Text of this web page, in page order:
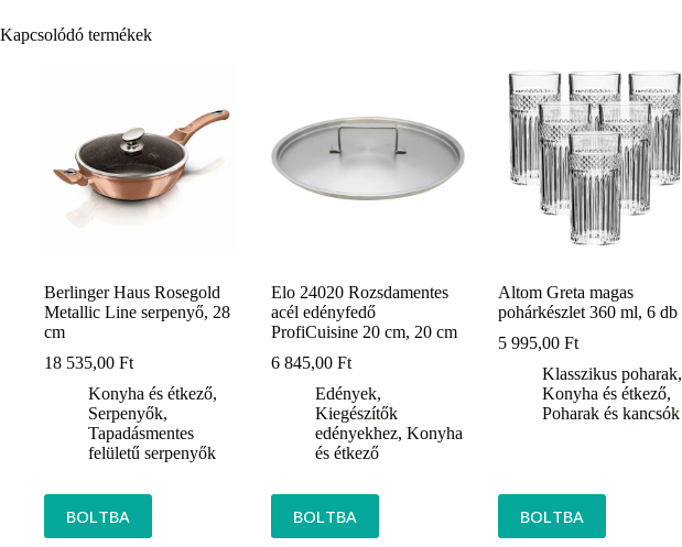
Kapcsolódó termékek
Berlinger Haus Rosegold
Metallic Line serpenyő, 28
cm
18 535,00 Ft
Konyha és étkező,
Serpenyők,
Tapadásmentes
felületű serpenyők
BOLTBA
Elo 24020 Rozsdamentes
acél edényfedő
ProfiCuisine 20 cm, 20 cm
6 845,00Ft
Edények,
Kiegészítők
edényekhez,Konyha
és étkező
BOLTBA
Altom Greta magas
pohárkészlet 360 ml, 6 db
5 995,00Ft
Klasszikus poharak,
Konyha és étkező,
Poharak és kancsók
BOLTBA